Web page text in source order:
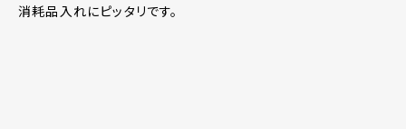
消耗品入れにピッタリです。